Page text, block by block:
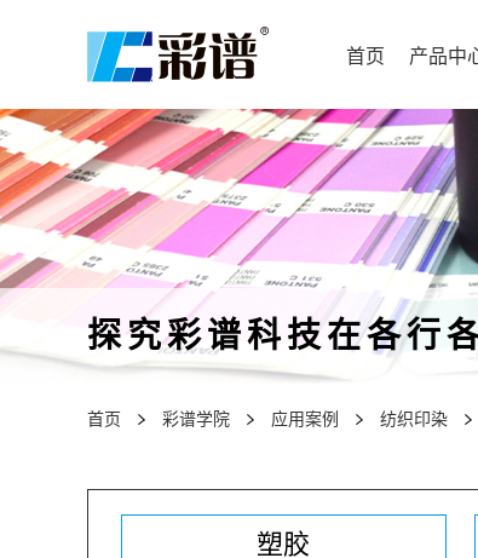
首页 产品中
探究彩谱科技在各行
首页 彩谱学院 应用案例 纺织印染
塑胶